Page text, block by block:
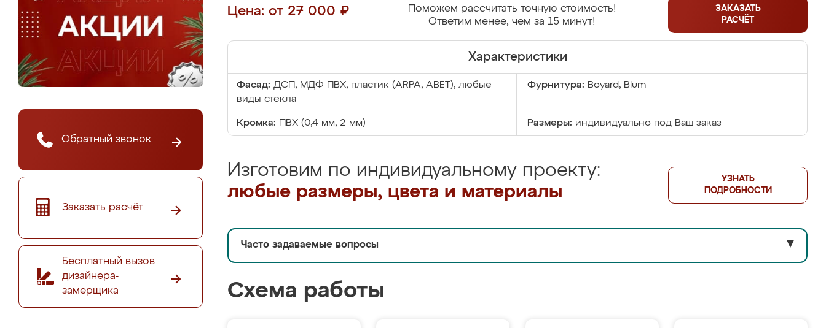
Обратный звонок
Заказать расчёт
Бесплатный вызов
дизайнера-
замерщика
Цена: от 27 000 ₽
Поможем рассчитать точную стоимость!
Ответим менее, чем за 15 минут!
ЗАКАЗАТЬ
РАСЧЁТ
Характеристики
Фасад: ДСП, МДФ ПВХ, пластик (ARPA, ABET), любые
виды стекла
Фурнитура: Boyard, Blum
Кромка: ПВХ (0,4 мм, 2 мм) Размеры: индивидуально под Ваш заказ
Изготовим по индивидуальному проекту:
любые размеры, цвета и материалы
УЗНАТЬ
ПОДРОБНОСТИ
Часто задаваемые вопросы ▼
Схема работы